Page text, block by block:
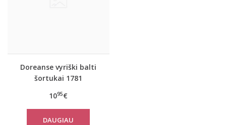
Doreanse vyriški balti
šortukai 1781
1095€
DAUGIAU